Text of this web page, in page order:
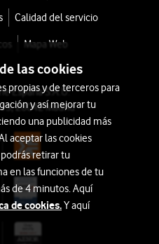
Calidad del servicio
Mapa Web
España S.A.U.
28042 Madrid
las cookies
propias y de terceros para
y así mejorar tu
una publicidad más
aceptar las cookies
retirar tu
en las funciones de tu
de 4 minutos. Aquí
de cookies.Y aquí